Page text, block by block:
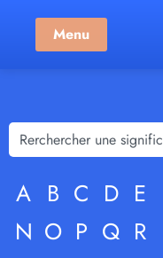
Menu
A B C D E
N O P Q R